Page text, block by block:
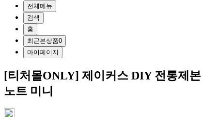
전체메뉴
검색
홈
최근본상품0
마이페이지
[티처몰ONLY] 제이커스 DIY 전통제본
노트 미니